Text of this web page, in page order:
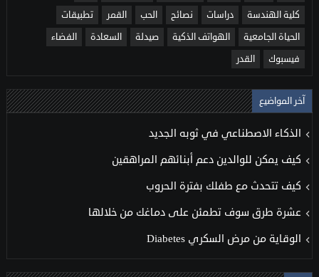
كلية الهندسة
دراسات نصائح الحب القمر
تطبيقات
الحياة الجامعية
الهواتف الذكية صيدلة السعادة
الفضاء
فيسبوك
القدر
آخر المواضيع
الذكاء الاصطناعي في ثوبه الجديد
كيف يمكن للوالدين دعم أبنائهم المراهقين
كيف تتحدث مع طفلك بفترة الحروب
عشرة طرق سوف تطمئن على دماغك من خلالها
الوقاية من مرض السكري Diabetes